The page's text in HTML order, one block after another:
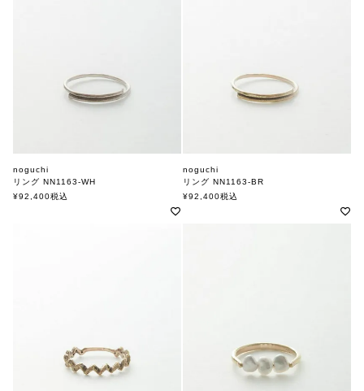
noguchi
リング NN1163-WH
ノグチ
¥92,400税込
noguchi
リング NN1163-BR
ノグチ
¥92,400税込